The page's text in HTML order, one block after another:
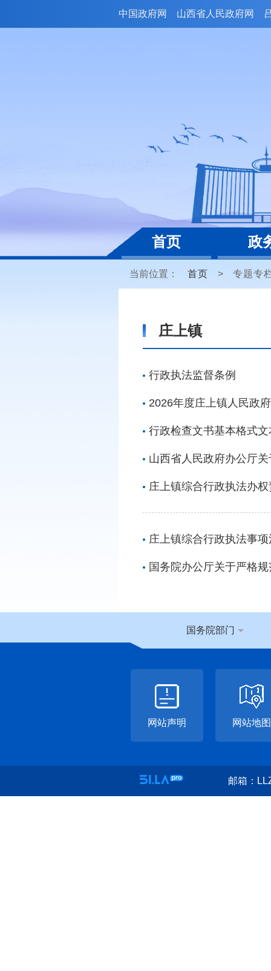
中国政府网 山西省人民政府网
首页 政
当前位置： 首页 > 专题专
庄上镇
行政执法监督条例
2026年度庄上镇人民政
行政检查文书基本格式
山西省人民政府办公厅
庄上镇综合行政执法办
庄上镇综合行政执法事
国务院办公厅关于严格
国务院部门
网站声明 网站地图
邮箱：